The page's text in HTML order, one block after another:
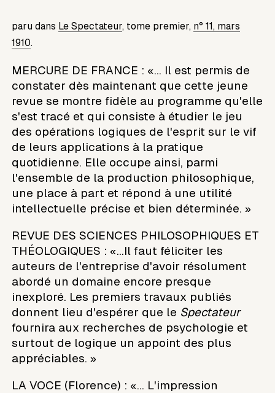
paru dans Le Spectateur, tome premier, n° 11, mars
1910.
MERCURE DE FRANCE : «... Il est permis de
constater dès maintenant que cette jeune
revue se montre fidèle au programme qu'elle
s'est tracé et qui consiste à étudier le jeu
des opérations logiques de l'esprit sur le vif
de leurs applications à la pratique
quotidienne. Elle occupe ainsi, parmi
l'ensemble de la production philosophique,
une place à part et répond à une utilité
intellectuelle précise et bien déterminée. »
REVUE DES SCIENCES PHILOSOPHIQUES ET
THÉOLOGIQUES : «...Il faut féliciter les
auteurs de l'entreprise d'avoir résolument
abordé un domaine encore presque
inexploré. Les premiers travaux publiés
donnent lieu d'espérer que le Spectateur
fournira aux recherches de psychologie et
surtout de logique un appoint des plus
appréciables. »
LA VOCE (Florence) : «... L'impression